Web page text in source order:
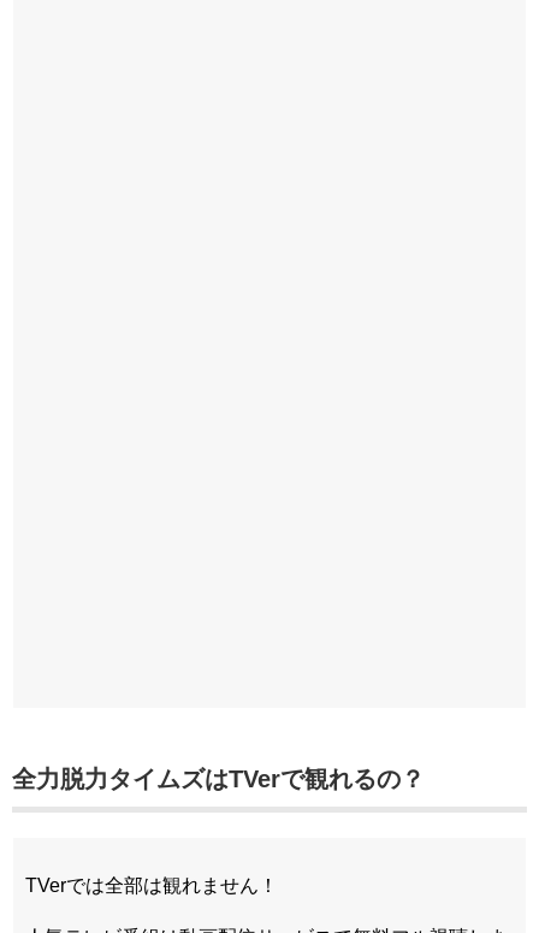
全力脱力タイムズはTVerで観れるの？
TVerでは全部は観れません！